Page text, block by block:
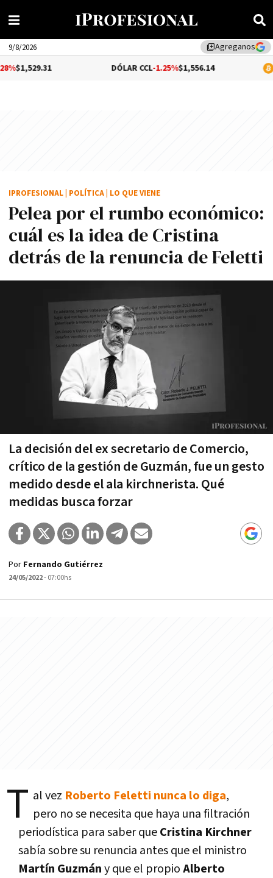
library_addAgreganos
9/8/2026
-1.25%$1,556.14
Pelea por el rumbo económico:
cuál es la idea de Cristina
detrás de la renuncia de Feletti
La decisión del ex secretario de Comercio,
crítico de la gestión de Guzmán, fue un gesto
medido desde el ala kirchnerista. Qué
medidas busca forzar
IPROFESIONAL POLÍTICA LO QUE VIENE
Por Fernando Gutiérrez
24/05/2022- 07:00hs
T al vez Roberto Feletti nunca lo diga,
pero no se necesita que haya una filtración
periodística para saber queCristina Kirchner
sabía sobre su renuncia antes que el ministro
Martín Guzmány que el propioAlberto